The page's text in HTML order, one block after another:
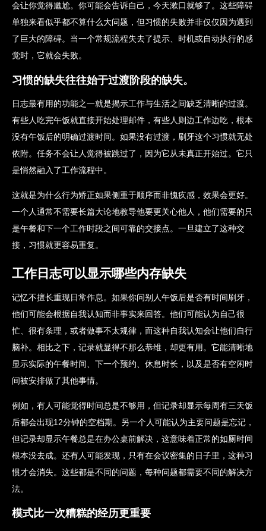
会让你觉得尴尬。你可能会告诉自己，今天漱口就够了。这些障碍
单独来看似乎都不算什么大问题，但习惯的失败并非仅仅因为遇到
了巨大的障碍。当一个常规流程失去了提示、时机或自动执行的感
觉时，它就会失败。
习惯的缺失往往始于过渡阶段的缺失。
日志最有用的功能之一就是揭示工作与生活之间缺乏清晰的过渡。
有些人吃完午饭就直接开始处理邮件，有些人则边工作边吃，根本
没有午饭后的明确过渡时间。如果没有过渡，刷牙这个习惯就无处
依附。任务不会让人觉得被跳过了，因为它从未真正开始过。它只
是悄然融入了工作流程中。
这就是为什么行为矫正如果侧重于顺序而非愧疚感，效果会更好。
一个人通常不需要长篇大论地教导他要更关心他人，他们需要的只
是午餐和下一个工作时段之间可靠的交接点。一旦建立了这种交
接，习惯就更容易重复。
工作日志可以显示哪些内存缺失
记忆不擅长重现日常作息。如果你问别人午饭后是否有时间刷牙，
他们可能会根据自我认知而非事实来回答。他们可能认为自己很
忙、很有条理，或者做事不太规律，而这种自我认知会让他们自行
脑补。相比之下，记录就显得不那么恭维，却更有用。它能清晰地
显示实际的午餐时间、下一个预约、休息时长，以及是否有空闲时
间被安排做了其他事情。
例如，有人可能觉得时间总是不够用，但记录却显示每周有三天饭
后都会出现12分钟的空档期。另一个人可能认为主要问题是忘记，
但记录却显示午餐总是在办公桌前解决，这意味着正常的如厕时间
根本没去成。还有人可能发现，只有在会议密集的日子里，这种习
惯才会消失。这些都是不同的问题，每种问题都需要不同的解决方
法。
模式比一次糟糕的经历更重要